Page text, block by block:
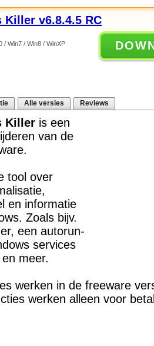
Killer v6.8.4.5 RC
/ Win7 / Win8 / WinXP
Alle versies Reviews
Killer is een
van de
tool over
en informatie
Zoals bijv.
een autorun-
services
meer.
werken in de freeware
werken alleen voor